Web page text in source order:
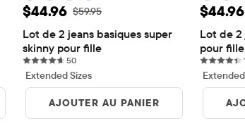
Prix ​​de vente: $44.96
$44.96 Prix ​​d'origine: $59.95
$59.95
Lot de 2 jeans basiques super
skinny pour fille
5050 reviews
Extended Sizes
AJOUTER AU PANIER
Prix
$44.96
Lot de 2
pour fille